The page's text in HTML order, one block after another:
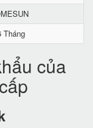
Tháng
của